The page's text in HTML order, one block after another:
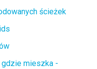
ścieżek
gdzie mieszka -